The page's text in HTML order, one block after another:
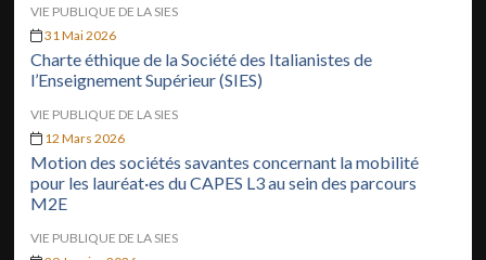
VIE PUBLIQUE DE LA SIES
31 Mai 2026
Charte éthique de la Société des Italianistes de
l’Enseignement Supérieur (SIES)
VIE PUBLIQUE DE LA SIES
12 Mars 2026
Motion des sociétés savantes concernant la mobilité
pour les lauréat·es du CAPES L3 au sein des parcours
M2E
VIE PUBLIQUE DE LA SIES